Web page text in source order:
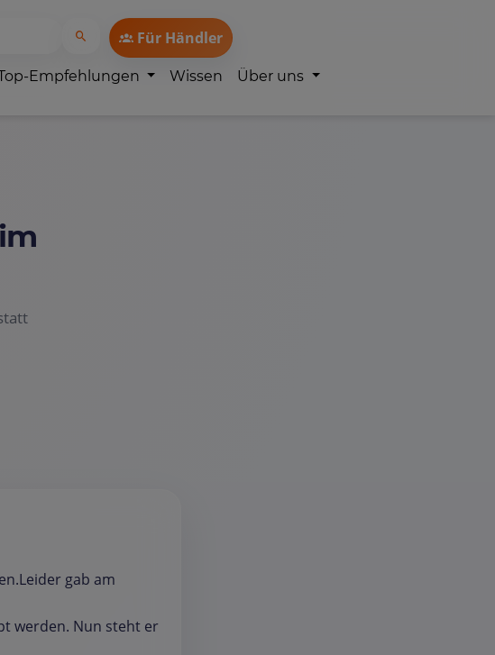
Für Händler
Empfehlungen Wissen Über uns
gab am
werden. Nun steht er